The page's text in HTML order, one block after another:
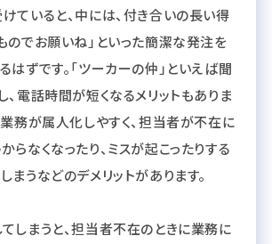
ていると、中には、付き合いの長い得
のでお願いね」といった簡潔な発注を
はずです。「ツーカーの仲」といえば聞
、電話時間が短くなるメリットもありま
業務が属人化しやすく、担当者が不在に
らなくなったり、ミスが起こったりする
まうなどのデメリットがあります。
しまうと、担当者不在のときに業務に